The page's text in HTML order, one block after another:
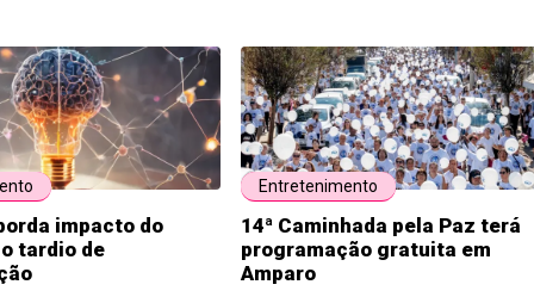
impacto do
tardio de
Entretenimento
14ª Caminhada pela Paz terá
programação gratuita em
Amparo